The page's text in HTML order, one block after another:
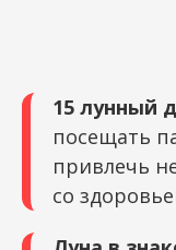
15 лунный
посещать
привлечь
со